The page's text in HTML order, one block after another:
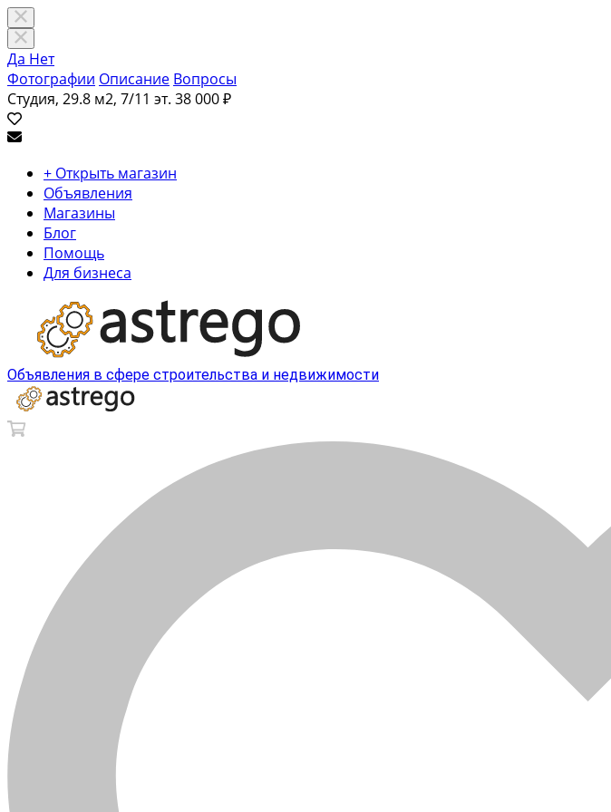
Да Нет
Фотографии Описание Вопросы
Студия, 29.8 м2, 7/11 эт. 38 000 ₽
+ Открыть магазин
Объявления
Магазины
Блог
Помощь
Для бизнеса
Объявления в сфере строительства и недвижимости